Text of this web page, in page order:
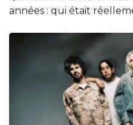
années : qui était